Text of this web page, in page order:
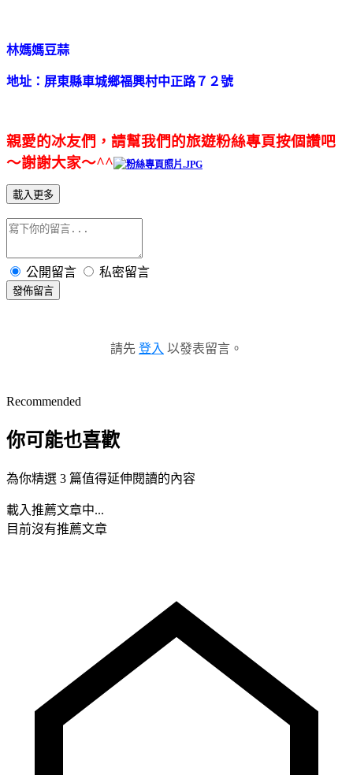
林媽媽豆蒜
地址：屏東縣車城鄉福興村中正路７２號
親愛的冰友們，請幫我們的旅遊粉絲專頁按個讚吧
～謝謝大家～^^
載入更多
公開留言 私密留言
發佈留言
請先 登入 以發表留言。
Recommended
你可能也喜歡
為你精選 3 篇值得延伸閱讀的內容
載入推薦文章中...
目前沒有推薦文章